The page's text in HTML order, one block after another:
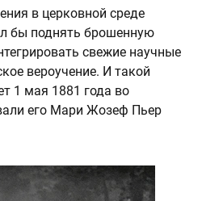
в церковной среде
бы поднять брошенную
свежие научные
вероучение. И такой
1 мая 1881 года во
его Мари Жозеф Пьер